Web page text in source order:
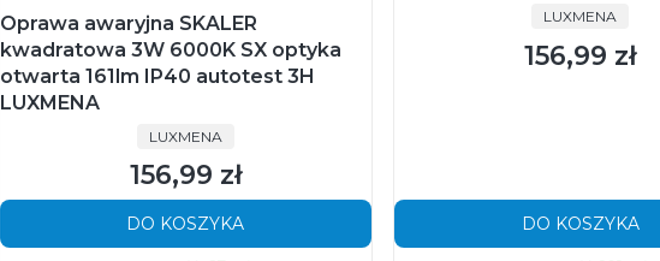
Oprawa awaryjna SKALER
kwadratowa 3W 6000K SX optyka
otwarta 161lm IP40 autotest 3H
LUXMENA
PRODUCENT
LUXMENA
Cena
156,99 zł
DO KOSZYKA
PRODUCENT
LUXMENA
Cena
156,99 zł
DO KOSZYKA